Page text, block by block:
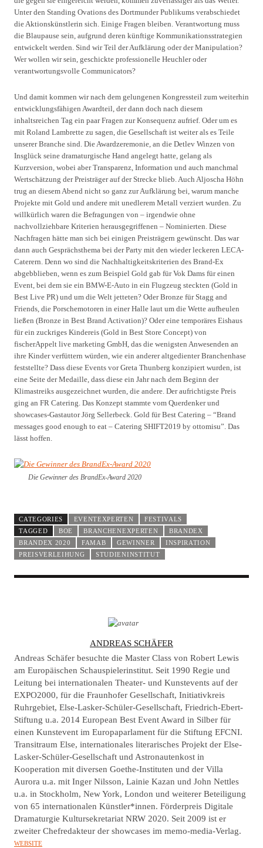
Unter den Standing Ovations des Dortmunder Publikums verabschiedet
die Aktionskünstlerin sich. Einige Fragen bleiben. Verantwortung muss
die Blaupause sein, aufgrund deren künftige Kommunikationsstrategien
entwickelt werden. Sind wir Teil der Aufklärung oder der Manipulation?
Wer wollen wir sein, geschickte professionelle Heuchler oder
verantwortungsvolle Communicators?
Und damit kommen wir nach dem gelungenen Kongressteil zum weiterhin
entwicklungsfähigen Awardteil, der dann doch nach diesem
inhaltsreichen Tag ein paar Fragen zur Konsequenz aufrief. Oder um es
mit Roland Lambrette zu sagen, die Gesellschaft ist weiter als es Teile
unserer Branche sind. Die Awardzeremonie, an die Detlev Winzen von
Insglück seine dramaturgische Hand angelegt hatte, gelang als
Kurzversion, wobei aber Transparenz, Information und auch manchmal
Wertschätzung der Preisträger auf der Strecke blieb. Auch Aljoscha Höhn
trug an diesem Abend nicht so ganz zur Aufklärung bei, warum manche
Projekte mit Gold und andere mit unedlerem Metall verziert wurden. Zu
willkürlich waren die Befragungen von – irgendwie ohne
nachvollziehbare Kriterien herausgegriffenen – Nominierten. Diese
Nachfragen hätte man sich bei einigen Preisträgern gewünscht. Das war
dann auch Gesprächsthema bei der Party mit den wieder leckeren LECA-
Caterern. Denn wo sind die Nachhaltigkeitskriterien des Brand-Ex
abgebblieben, wenn es zum Beispiel Gold gab für Vok Dams für einen
Event, bei dem sie ein BMW-E-Auto in ein Flugzeug steckten (Gold in
Best Live PR) und um die Welt jetteten? Oder Bronze für Stagg and
Friends, die Porschemotoren in einer Halle laut um die Wette aufheulen
ließen (Bronze in Best Brand Activation)? Oder eine temporäres Eishaus
für ein zuckriges Kindereis (Gold in Best Store Concept) von
fischerAppelt live marketing GmbH, das die wenigsten Anwesenden an
ihre Kinder verfüttern würden, wie ein anderer altgedienter Branchenhase
feststellte? Dass diese Events vor Greta Thunberg konzipiert wurden, ist
eine Seite der Medaille, dass diese ein Jahr nach dem Beginn der
Klimastreiks ausgezeichnet wurden, die andere. Der aufrichtigste Preis
ging an FR Catering. Das Konzept stammte vom Querdenker und
showcases-Gastautor Jörg Sellerbeck. Gold für Best Catering – “Brand
messages good enough to eat – Catering SHIFT2019 by ottomisu”. Das
lässt hoffen.
Die Gewinner des BrandEx-Award 2020
CATEGORIES EVENTEXPERTEN
FESTIVALS
TAGGED
BOE BRANCHENEXPERTEN
BRANDEX
BRANDEX 2020
FAMAB GEWINNER
INSPIRATION
PREISVERLEIHUNG
STUDIENINSTITUT
U
T
H
O
R
ANDREAS SCHÄFER
Andreas Schäfer besuchte die Master Class von Robert Lewis
am Europäischen Schauspielerinstitut. Seit 1990 Regie und
Leitung bei internationalen Theater- und Kunstevents auf der
EXPO2000, für die Fraunhofer Gesellschaft, Initiativkreis
Ruhrgebiet, Else-Lasker-Schüler-Gesellschaft, Friedrich-Ebert-
Stiftung u.a. 2014 European Best Event Award in Silber für
einen Kunstevent im Europaparlament für die Stiftung EFCNI.
Transitraum Else, internationales literarisches Projekt der Else-
Lasker-Schüler-Gesellschaft und Astronautenkost in
Kooperation mit diversen Goethe-Instituten und der Villa
Aurora u.a. mit Inger Nilsson, Lainie Kazan und John Nettles
u.a. in Stockholm, New York, London und weiterer Beteiligung
von 65 internationalen Künstler*innen. Förderpreis Digitale
Dramaturgie Kultursekretariat NRW 2020. Seit 2009 ist er
zweiter Chefredakteur der showcases im memo-media-Verlag.
WEBSITE